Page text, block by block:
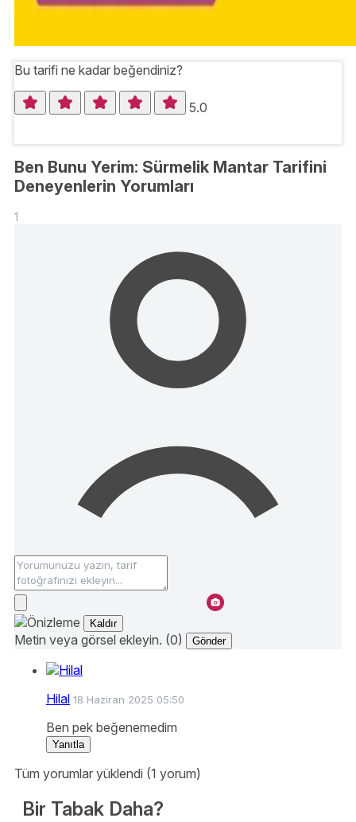
Bu tarifi ne kadar beğendiniz?
5.0
Ben Bunu Yerim: Sürmelik Mantar Tarifini
Deneyenlerin Yorumları
1
Kaldır
Metin veya görsel ekleyin. (0) Gönder
Hilal 18 Haziran 2025 05:50
Ben pek beğenemedim
Yanıtla
Tüm yorumlar yüklendi (1 yorum)
Bir Tabak Daha?